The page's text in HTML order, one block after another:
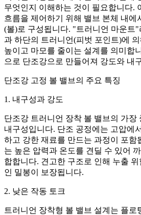
무엇인지 이해하는 것이 필요합니다.
흐름을 제어하기 위해 밸브 본체 내에
(볼)로 구성됩니다. "트러니언 마운트
과 하단의 트러니언(피벗 포인트)에
높이고 마모를 줄이는 설계를 의미합
으로 단조강으로 만들어져 강도와 내
단조강 고정 볼 밸브의 주요 특징
1. 내구성과 강도
단조강 트러니언 장착 볼 밸브의 가장
내구성입니다. 단조 공정에는 고압에
하고 강한 재료를 만드는 과정이 포함
는 높은 압력과 온도를 견딜 수 있어
합합니다. 견고한 구조로 인해 누출
인 밀봉이 보장됩니다.
2. 낮은 작동 토크
트러니언 장착형 볼 밸브 설계는 플로